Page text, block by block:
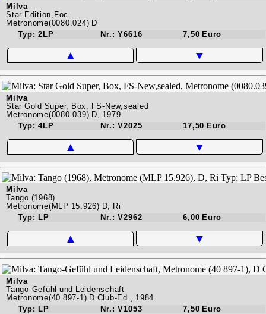
Milva
Star Edition,Foc
Metronome(0080.024) D
Typ: 2LP
Nr.: Y6616 7,50 Euro
▲ ▼
Milva
Star Gold Super, Box, FS-New,sealed
Metronome(0080.039) D, 1979
Typ: 4LP
Nr.: V2025 17,50 Euro
▲ ▼
Milva
Tango (1968)
Metronome(MLP 15.926) D, Ri
Typ: LP
Nr.: V2962 6,00 Euro
▲ ▼
Milva
Tango-Gefühl und Leidenschaft
Metronome(40 897-1) D Club-Ed., 1984
Typ: LP
Nr.: V1053 7,50 Euro